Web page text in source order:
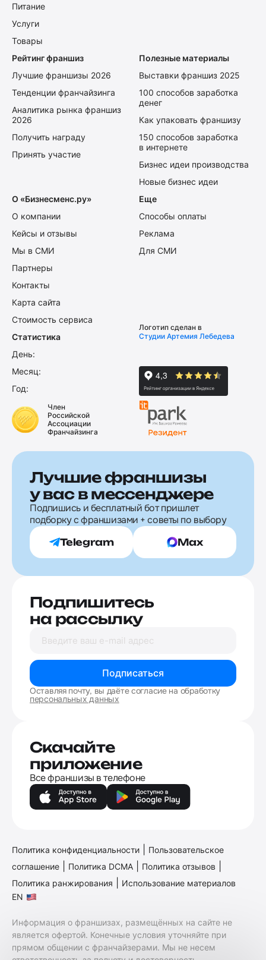
Питание
Услуги
Товары
Рейтинг франшиз
Лучшие франшизы 2026
Тенденции франчайзинга
Аналитика рынка франшиз
2026
Получить награду
Принять участие
Полезные материалы
Выставки франшиз 2025
100 способов заработка
денег
Как упаковать франшизу
150 способов заработка
в интернете
Бизнес идеи производства
Новые бизнес идеи
О «Бизнесменс.ру»
О компании
Кейсы и отзывы
Мы в СМИ
Партнеры
Контакты
Карта сайта
Стоимость сервиса
Еще
Способы оплаты
Реклама
Для СМИ
Статистика
День:
Месяц:
Год:
Логотип сделан в
Студии Артемия Лебедева
Член
Российской
Ассоциации
Франчайзинга
Лучшие франшизы
у вас в мессенджере
Подпишись и бесплатный бот пришлет
подборку с франшизами + советы по выбору
Telegram Max
Подпишитесь
на рассылку
Подписаться
Оставляя почту, вы даёте согласие на обработку
персональных данных
Скачайте
приложение
Все франшизы в телефоне
Политика конфиденциальности
Пользовательское
соглашение
Политика DCMA Политика отзывов
Политика ранжирования
Использование материалов
EN
Информация о франшизах, размещённых на сайте не
является офертой. Конечные условия уточняйте при
прямом общении с франчайзерами. Мы не несем